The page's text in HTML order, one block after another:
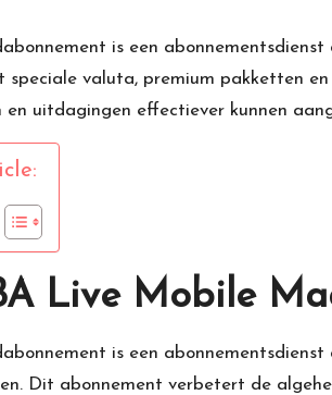
is een
valuta, premium pakketten
en uitdagingen effectiever kunnen
Live Mobile
is een
Dit abonnement verbetert de